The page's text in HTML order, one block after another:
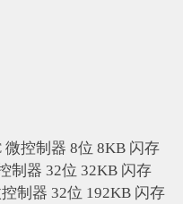
微控制器 8位 8KB 闪存
制器 32位 32KB 闪存
制器 32位 192KB 闪存